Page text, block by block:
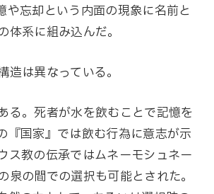
や忘却という内面の現象に名前と
体系に組み込んだ。
造は異なっている。
る。死者が水を飲むことで記憶を
『国家』では飲む行為に意志が示
ス教の伝承ではムネーモシュネー
泉の間での選択も可能とされた。